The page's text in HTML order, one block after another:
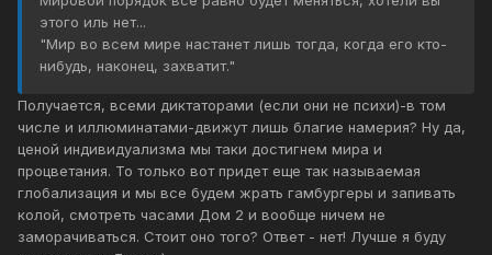
этого иль нет...
"Мир во всем мире настанет лишь тогда, когда его кто-
нибудь, наконец, захватит."
Получается, всеми диктаторами (если они не психи)-в том
числе и иллюминатами-движут лишь благие намерия? Ну да,
ценой индивидуализма мы таки достигнем мира и
процветания. То только вот придет еще так называемая
глобализация и мы все будем жрать гамбургеры и запивать
колой, смотреть часами Дом 2 и вообще ничем не
заморачиваться. Стоит оно того? Ответ - нет! Лучше я буду